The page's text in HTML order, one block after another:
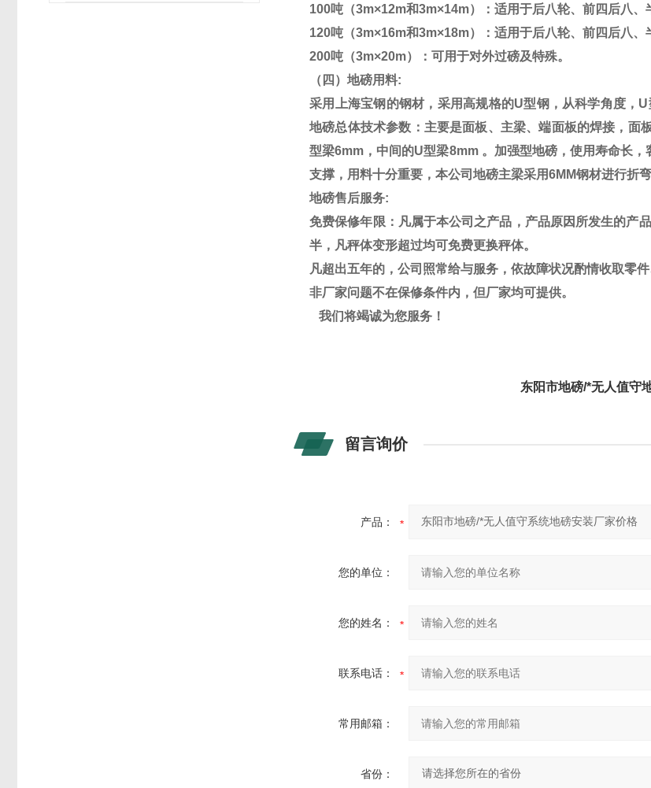
100吨（3m×12m和3m×14m）：适用于后八轮、前四后八、
120吨（3m×16m和3m×18m）：适用于后八轮、前四后八、
200吨（3m×20m）：可用于对外过磅及特殊。
（四）地磅用料:
采用上海宝钢的钢材，采用高规格的U型钢，从科学角度， U
地磅总体技术参数：主要是面板、主梁、端面板的焊接，面
型梁6mm ，中间的U型梁8mm 。加强型地磅，使用寿命长，
支撑，用料十分重要，本公司地磅主梁采用6MM钢材进行折
地磅售后服务:
免费保修年限：凡属于本公司之产品，产品原因所发生的产
半，凡秤体变形超过均可免费更换秤体。
凡超出五年的，公司照常给与服务，依故障状况酌情收取零
非厂家问题不在保修条件内，但厂家均可提供。
我们将竭诚为您服务！
东阳市地磅/*无人值守地磅安装
留言询价
产品：
您的单位：
您的姓名：
联系电话：
常用邮箱：
省份：